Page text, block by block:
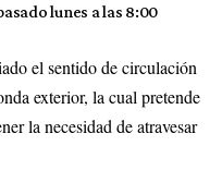
lunes a las 8:00
el sentido de circulación
exterior, la cual pretende
la necesidad de atravesar